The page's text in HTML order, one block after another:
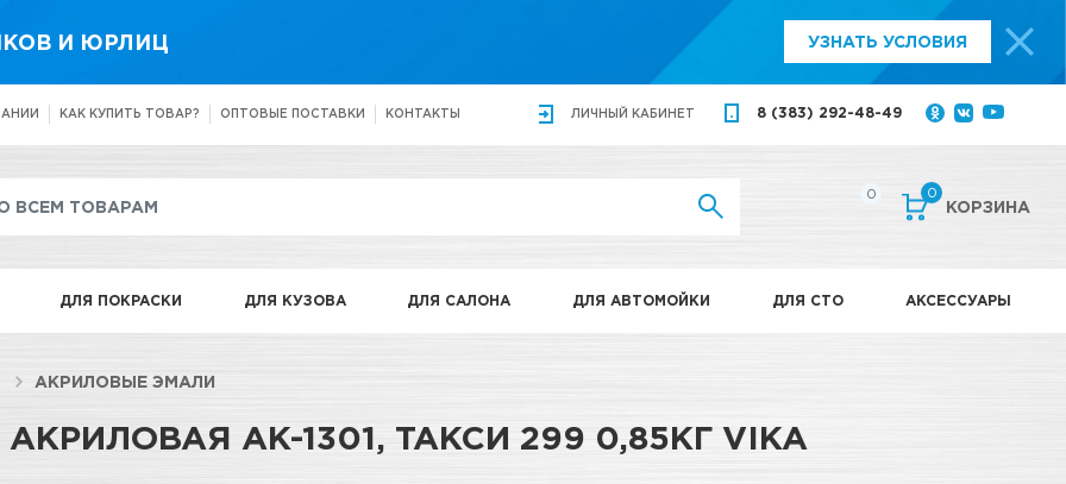
И ЮРЛИЦ УЗНАТЬ УСЛОВИЯ
КАК КУПИТЬ ТОВАР? ОПТОВЫЕ ПОСТАВКИ КОНТАКТЫ ЛИЧНЫЙ КАБИНЕТ 8 (383) 292-48-49
0 0
КОРЗИНА
ДЛЯ ПОКРАСКИ ДЛЯ КУЗОВА ДЛЯ САЛОНА ДЛЯ АВТОМОЙКИ ДЛЯ СТО АКСЕССУАРЫ
АКРИЛОВЫЕ ЭМАЛИ
АК-1301, ТАКСИ 299 0,85КГ VIKA